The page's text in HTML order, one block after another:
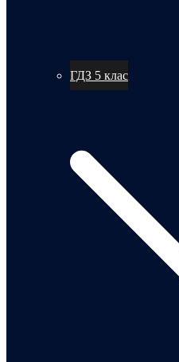
ГДЗ 5 клас